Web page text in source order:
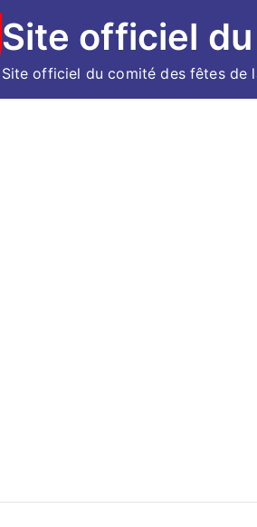
Site officiel
Site officiel du comité des fêtes de